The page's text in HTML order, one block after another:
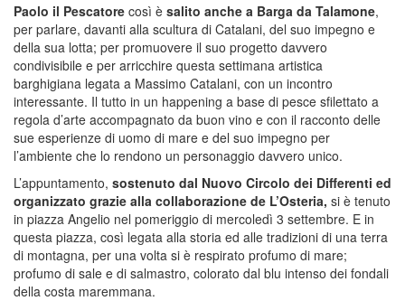
Paolo il Pescatore così è salito anche a Barga da Talamone,
per parlare, davanti alla scultura di Catalani, del suo impegno e
della sua lotta; per promuovere il suo progetto davvero
condivisibile e per arricchire questa settimana artistica
barghigiana legata a Massimo Catalani, con un incontro
interessante. Il tutto in un happening a base di pesce sfilettato a
regola d’arte accompagnato da buon vino e con il racconto delle
sue esperienze di uomo di mare e del suo impegno per
l’ambiente che lo rendono un personaggio davvero unico.
L’appuntamento, sostenuto dal Nuovo Circolo dei Differenti ed
organizzato grazie alla collaborazione de L’Osteria, si è tenuto
in piazza Angelio nel pomeriggio di mercoledì 3 settembre. E in
questa piazza, così legata alla storia ed alle tradizioni di una terra
di montagna, per una volta si è respirato profumo di mare;
profumo di sale e di salmastro, colorato dal blu intenso dei fondali
della costa maremmana.